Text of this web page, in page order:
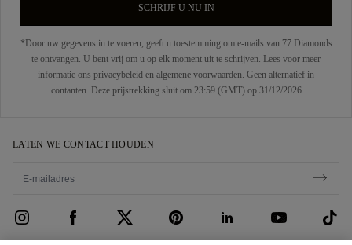
SCHRIJF U NU IN
*Door uw gegevens in te voeren, geeft u toestemming om e-mails van 77 Diamonds
te ontvangen. U bent vrij om u op elk moment uit te schrijven. Lees voor meer
informatie ons privacybeleid en algemene voorwaarden. Geen alternatief in
contanten. Deze prijstrekking sluit om 23:59 (GMT) op 31/12/2026
LATEN WE CONTACT HOUDEN